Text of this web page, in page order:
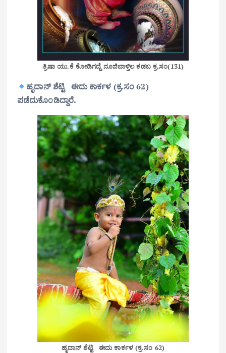
ತ್ರಿಷಾ ಯು.ಕೆ ಕೋಡಿಗದ್ದೆ ನೂಜಿಬಾಳ್ತಿಲ ಕಡಬ ಕ್ರ.ಸಂ(131)
ಹೃದಾನ್ ಶೆಟ್ಟಿ ಈದು ಕಾರ್ಕಳ (ಕ್ರ.ಸಂ 62)
ಪಡೆದುಕೊಂಡಿದ್ದಾರೆ.
ಹೃದಾನ್ ಶೆಟ್ಟಿ ಈದು ಕಾರ್ಕಳ (ಕ್ರ.ಸಂ 62)